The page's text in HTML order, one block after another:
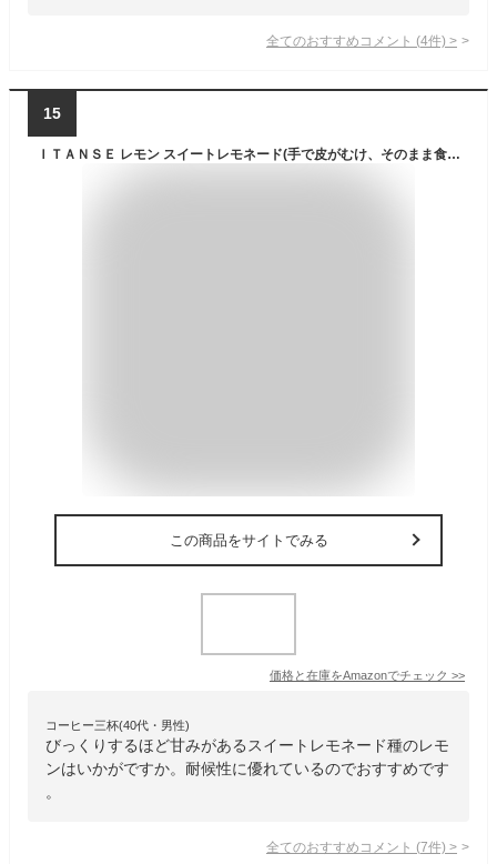
全てのおすすめコメント (4件) >
15
ＩＴＡＮＳＥ レモン スイートレモネード(手で皮がむけ、そのまま食べられる甘いレモン!)【果樹挿し木苗9cmポット/2個セット】【ポット苗なので年中植付け可能!】
この商品をサイトでみる
価格と在庫をAmazonでチェック >>
コーヒー三杯(40代・男性)
びっくりするほど甘みがあるスイートレモネード種のレモ
ンはいかがですか。耐候性に優れているのでおすすめです
。
全てのおすすめコメント (7件) >